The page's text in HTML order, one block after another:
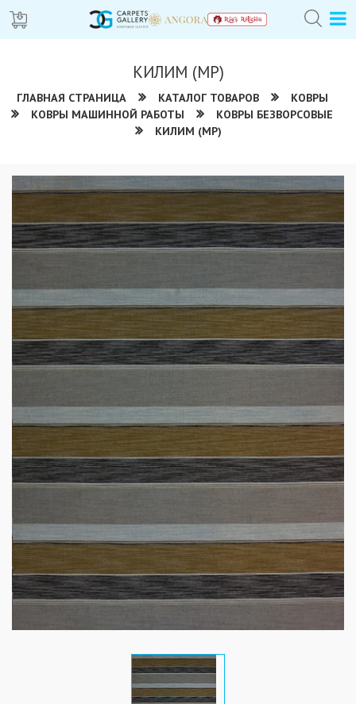
КИЛИМ (МР)
ГЛАВНАЯ СТРАНИЦА КАТАЛОГ ТОВАРОВ
КОВРЫ
КОВРЫ МАШИННОЙ РАБОТЫ
КОВРЫ БЕЗВОРСОВЫЕ
КИЛИМ (МР)